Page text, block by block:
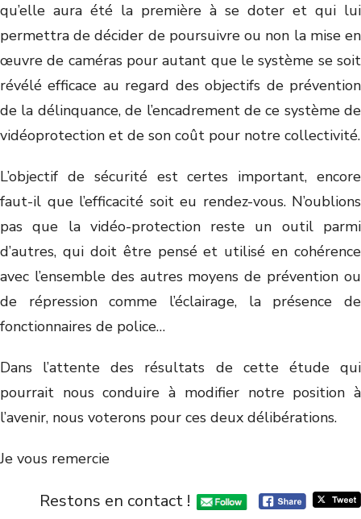
qu’elle aura été la première à se doter et qui lui
permettra de décider de poursuivre ou non la mise en
œuvre de caméras pour autant que le système se soit
révélé efficace au regard des objectifs de prévention
de la délinquance, de l’encadrement de ce système de
vidéoprotection et de son coût pour notre collectivité.
L’objectif de sécurité est certes important, encore
faut-il que l’efficacité soit eu rendez-vous. N’oublions
pas que la vidéo-protection reste un outil parmi
d’autres, qui doit être pensé et utilisé en cohérence
avec l’ensemble des autres moyens de prévention ou
de répression comme l’éclairage, la présence de
fonctionnaires de police…
Dans l’attente des résultats de cette étude qui
pourrait nous conduire à modifier notre position à
l’avenir, nous voterons pour ces deux délibérations.
Je vous remercie
Restons en contact !